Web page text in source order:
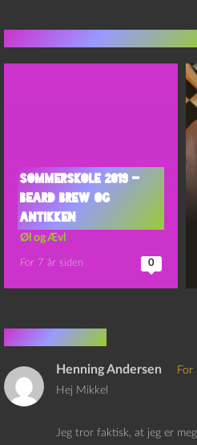
Sommerskole 2019 –
Beard Brew og
Antikken
Øl og Ævl
For 7 år siden 0
1 kommentar
Henning Andersen
For
Hej Mikkel
Jeg tror faktisk, at jeg er